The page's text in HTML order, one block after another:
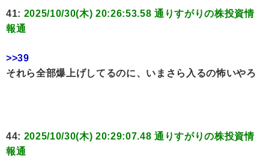
41: 2025/10/30(木) 20:26:53.58 通りすがりの株投資情
報通
>>39
それら全部爆上げしてるのに、いまさら入るの怖いやろ
44: 2025/10/30(木) 20:29:07.48 通りすがりの株投資情
報通